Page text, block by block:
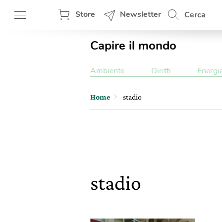
Store Newsletter Cerca
Capire il mondo
Ambiente Diritti
Home stadio
stadio